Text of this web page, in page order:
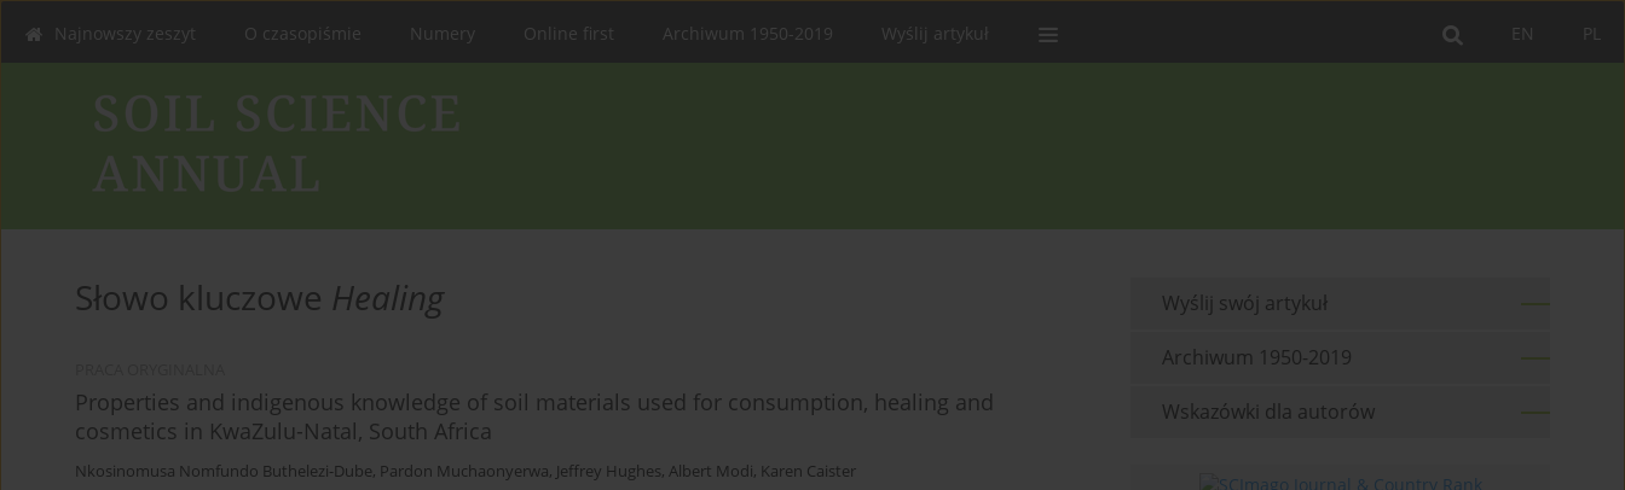
PL
EN
Najnowszy zeszyt O czasopiśmie Numery Online first Archiwum 1950-2019 Wyślij artykuł
Słowo kluczowe Healing
Properties and indigenous knowledge of soil materials used for consumption, healing and
cosmetics in KwaZulu-Natal, South Africa
Nkosinomusa Nomfundo Buthelezi-Dube, Pardon Muchaonyerwa, Jeffrey Hughes, Albert Modi, Karen Caister
Wyślij swój artykuł
Archiwum 1950-2019
Wskazówki dla autorów